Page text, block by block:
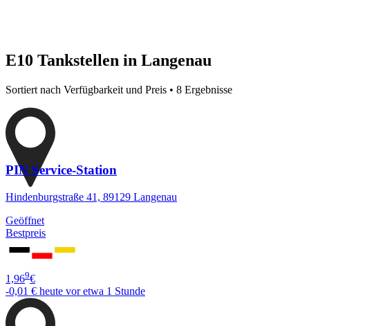
E10 Tankstellen in Langenau
Sortiert nach Verfügbarkeit und Preis • 8 Ergebnisse
PIN Service-Station
Hindenburgstraße 41, 89129 Langenau
Geöffnet
Bestpreis
1,969€
-0,01 € heute vor etwa 1 Stunde